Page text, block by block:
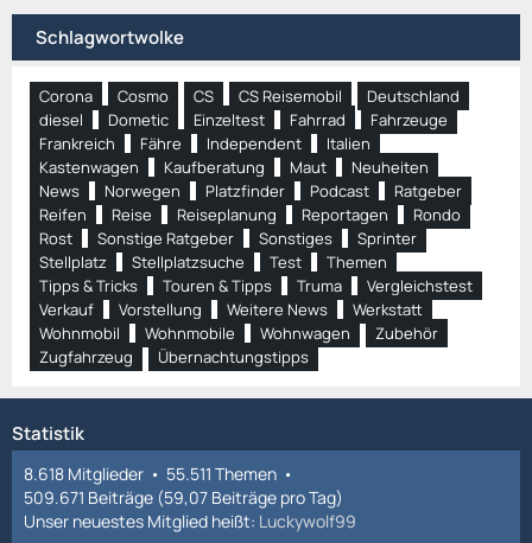
Schlagwortwolke
Corona Cosmo CS CS Reisemobil
Deutschland
diesel
Dometic Einzeltest Fahrrad
Fahrzeuge
Frankreich
Fähre Independent
Italien
Kastenwagen
Kaufberatung Maut
Neuheiten
News
Norwegen Platzfinder Podcast
Ratgeber
Reifen
Reise Reiseplanung Reportagen
Rondo
Rost
Sonstige Ratgeber Sonstiges
Sprinter
Stellplatz
Stellplatzsuche Test
Themen
Tipps & Tricks
Touren & Tipps Truma
Vergleichstest
Verkauf
Vorstellung Weitere News
Werkstatt
Wohnmobil
Wohnmobile Wohnwagen
Zubehör
Zugfahrzeug
Übernachtungstipps
Statistik
8.618 Mitglieder
55.511 Themen
509.671 Beiträge (59,07 Beiträge pro Tag)
Unser neuestes Mitglied heißt: Luckywolf99